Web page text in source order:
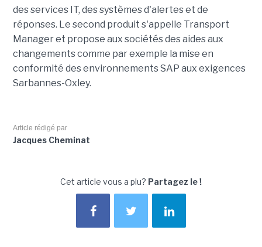
des services IT, des systèmes d'alertes et de
réponses. Le second produit s'appelle Transport
Manager et propose aux sociétés des aides aux
changements comme par exemple la mise en
conformité des environnements SAP aux exigences
Sarbannes-Oxley.
Article rédigé par
Jacques Cheminat
Cet article vous a plu? Partagez le !